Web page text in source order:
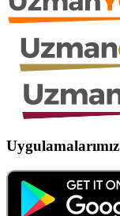
Uygulamalarımız